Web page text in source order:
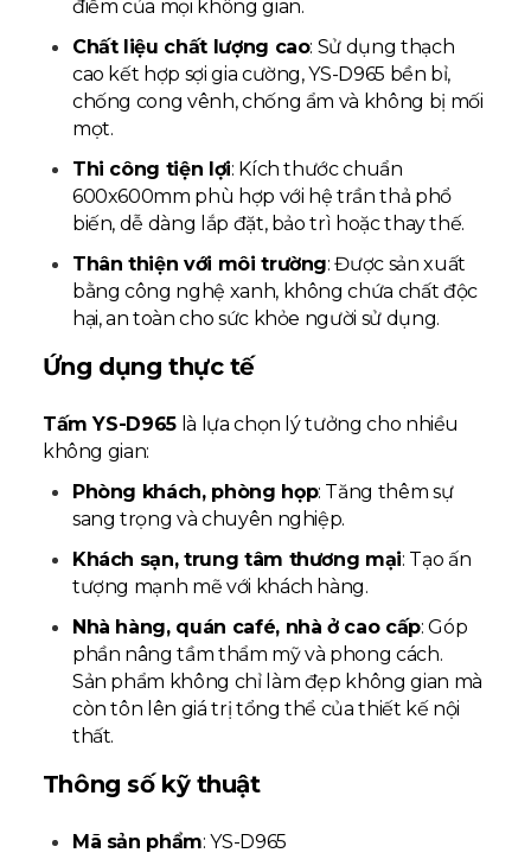
điểm của mọi không gian.
Chất liệu chất lượng cao: Sử dụng thạch
cao kết hợp sợi gia cường, YS-D965 bền bỉ,
chống cong vênh, chống ẩm và không bị mối
mọt.
Thi công tiện lợi: Kích thước chuẩn
600x600mm phù hợp với hệ trần thả phổ
biến, dễ dàng lắp đặt, bảo trì hoặc thay thế.
Thân thiện với môi trường: Được sản xuất
bằng công nghệ xanh, không chứa chất độc
hại, an toàn cho sức khỏe người sử dụng.
Ứng dụng thực tế
Tấm YS-D965 là lựa chọn lý tưởng cho nhiều
không gian:
Phòng khách, phòng họp: Tăng thêm sự
sang trọng và chuyên nghiệp.
Khách sạn, trung tâm thương mại: Tạo ấn
tượng mạnh mẽ với khách hàng.
Nhà hàng, quán café, nhà ở cao cấp: Góp
phần nâng tầm thẩm mỹ và phong cách.
Sản phẩm không chỉ làm đẹp không gian mà
còn tôn lên giá trị tổng thể của thiết kế nội
thất.
Thông số kỹ thuật
Mã sản phẩm: YS-D965